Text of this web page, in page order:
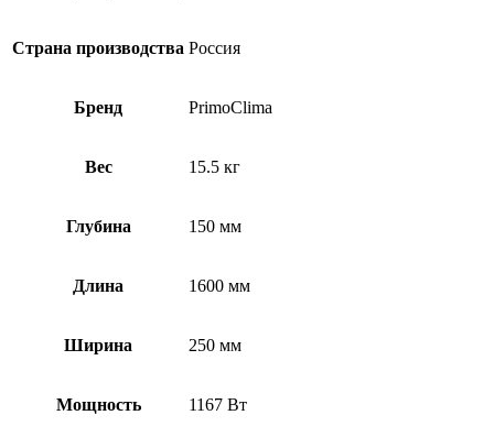
Страна производства Россия
Бренд PrimoClima
Вес 15.5 кг
Глубина 150 мм
Длина 1600 мм
Ширина 250 мм
Мощность 1167 Вт